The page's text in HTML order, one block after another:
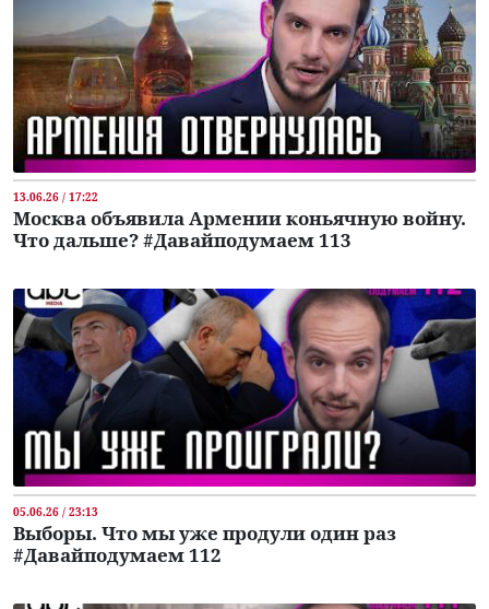
13.06.26 / 17:22
Москва объявила Армении коньячную войну.
Что дальше? #Давайподумаем 113
05.06.26 / 23:13
Выборы. Что мы уже продули один раз
#Давайподумаем 112